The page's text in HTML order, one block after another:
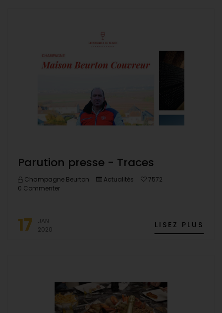
Parution presse - Traces
Champagne Beurton Actualités
7572
0 Commenter
17
JAN
2020
LISEZ PLUS